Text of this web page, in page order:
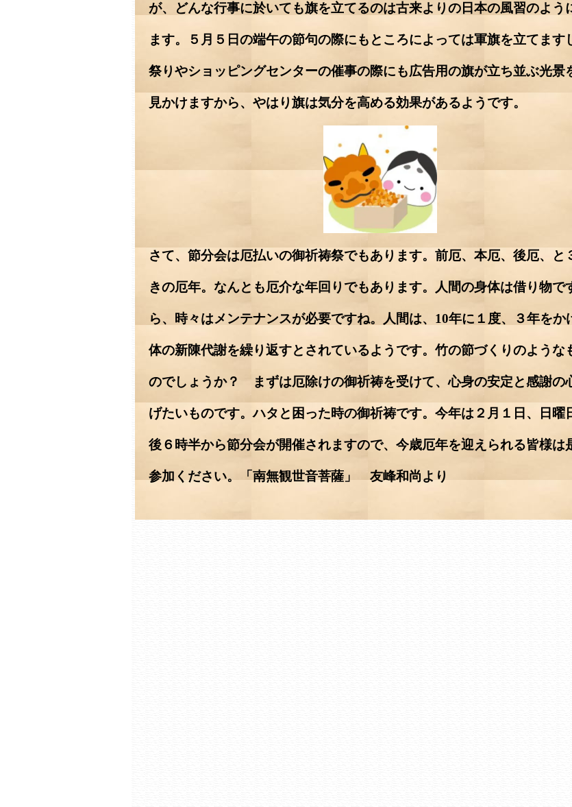
が、どんな行事に於いても旗を立てるのは古来よりの日本の風習のよう
ます。５月５日の端午の節句の際にもところによっては軍旗を立てます
祭りやショッピングセンターの催事の際にも広告用の旗が立ち並ぶ光景
見かけますから、やはり旗は気分を高める効果があるようです。
さて、節分会は厄払いの御祈祷祭でもあります。前厄、本厄、後厄、と
きの厄年。なんとも厄介な年回りでもあります。人間の身体は借り物で
ら、時々はメンテナンスが必要ですね。人間は、10年に１度、３年をか
体の新陳代謝を繰り返すとされているようです。竹の節づくりのような
のでしょうか？ まずは厄除けの御祈祷を受けて、心身の安定と感謝の
げたいものです。ハタと困った時の御祈祷です。今年は２月１日、日曜
後６時半から節分会が開催されますので、今歳厄年を迎えられる皆様は
参加ください。「南無観世音菩薩」 友峰和尚より